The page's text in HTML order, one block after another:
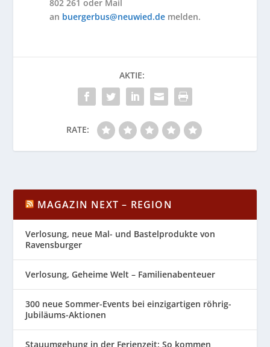
802 261 oder Mail
an buergerbus@neuwied.de melden.
AKTIE:
RATE:
MAGAZIN NEXT – REGION
Verlosung, neue Mal- und Bastelprodukte von
Ravensburger
Verlosung, Geheime Welt – Familienabenteuer
300 neue Sommer-Events bei einzigartigen röhrig-
Jubiläums-Aktionen
Stauumgehung in der Ferienzeit: So kommen